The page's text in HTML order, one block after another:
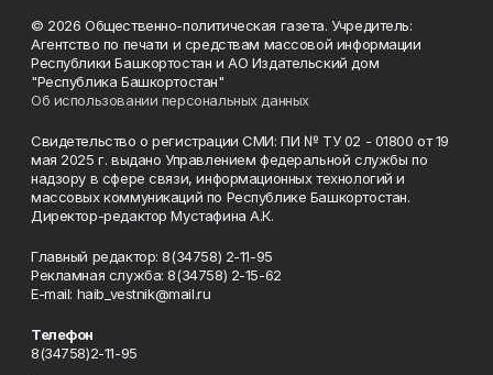
© 2026 Общественно-политическая газета. Учредитель:
Агентство по печати и средствам массовой информации
Республики Башкортостан и АО Издательский дом
"Республика Башкортостан"
Об использовании персональных данных
Свидетельство о регистрации СМИ: ПИ № ТУ 02 - 01800 от 19
мая 2025 г. выдано Управлением федеральной службы по
надзору в сфере связи, информационных технологий и
массовых коммуникаций по Республике Башкортостан.
Директор-редактор Мустафина А.К.
Главный редактор: 8(34758) 2-11-95
Рекламная служба: 8(34758) 2-15-62
Е-mаil: haib_vestnik@mail.ru
Телефон
8(34758)2-11-95